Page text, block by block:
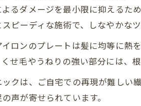
るダメージを最小限に抑えるた
ピーディな施術で、しなやかなツ
ロンのプレートは髪に均等に熱
せ毛やうねりの強い部分には、
クは、ご自宅での再現が難し
声が寄せられています。